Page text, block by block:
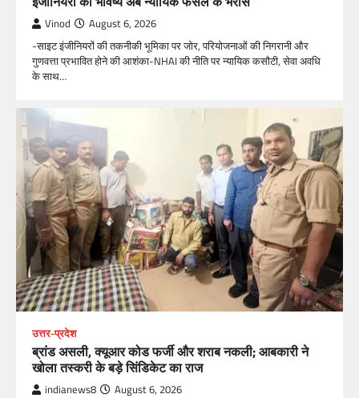
Vinod August 6, 2026
-साइट इंजीनियरों की तकनीकी भूमिका पर जोर, परियोजनाओं की निगरानी और
गुणवत्ता प्रभावित होने की आशंका-NHAI की नीति पर न्यायिक कसौटी, सेवा अवधि
के साथ…
उत्तर-प्रदेश
ब्रांड असली, क्यूआर कोड फर्जी और शराब नकली; आबकारी ने
खोला तस्करी के बड़े सिंडिकेट का राज
indianews8 August 6, 2026